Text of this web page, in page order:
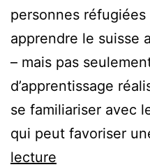
personnes
apprendre le suisse
– mais pas
d’apprentissage
se familiariser avec
qui peut favoriser
lecture